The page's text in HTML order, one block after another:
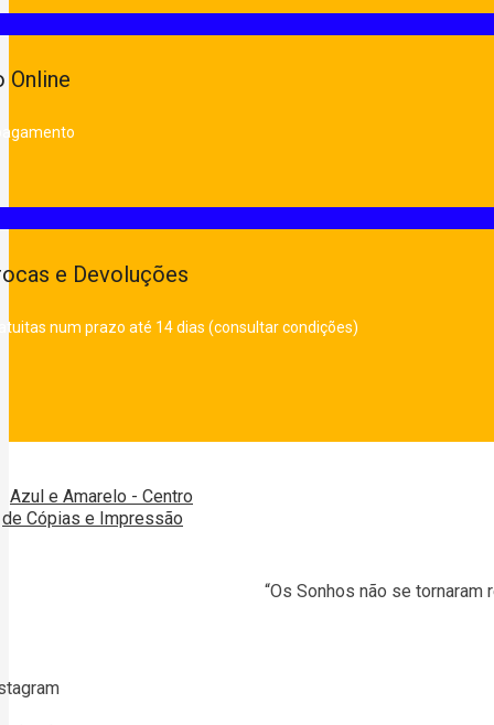
Online
e Devoluções
num prazo até 14 dias (consultar condições)
“Os Sonhos não se